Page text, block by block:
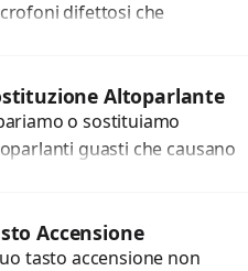
difettosi che
Diagnosi accurata e
di...
Altoparlante
o sostituiamo
guasti che causano
per 3...
Accensione
tasto accensione non